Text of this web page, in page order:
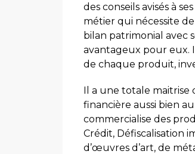
des conseils avisés à
métier qui nécessite
bilan patrimonial avec
avantageux pour eux.
de chaque produit,
Il a une totale maitrise
financière aussi bien
commercialise des
Crédit, Défiscalisation
d’œuvres d’art, de